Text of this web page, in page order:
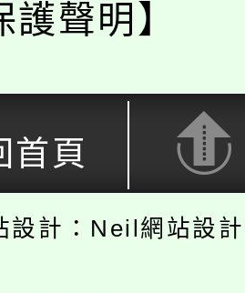
護聲明】
首頁
設計：Neil網站設